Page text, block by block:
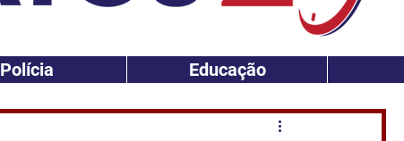
Polícia Educação